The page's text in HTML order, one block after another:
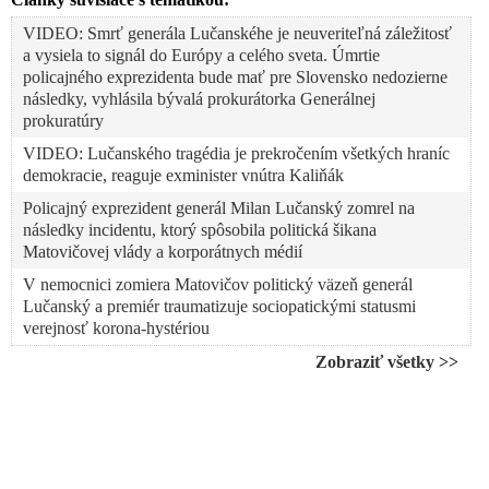
VIDEO: Smrť generála Lučanskéhe je neuveriteľná záležitosť
a vysiela to signál do Európy a celého sveta. Úmrtie
policajného exprezidenta bude mať pre Slovensko nedozierne
následky, vyhlásila bývalá prokurátorka Generálnej
prokuratúry
VIDEO: Lučanského tragédia je prekročením všetkých hraníc
demokracie, reaguje exminister vnútra Kaliňák
Policajný exprezident generál Milan Lučanský zomrel na
následky incidentu, ktorý spôsobila politická šikana
Matovičovej vlády a korporátnych médií
V nemocnici zomiera Matovičov politický väzeň generál
Lučanský a premiér traumatizuje sociopatickými statusmi
verejnosť korona-hystériou
Harabin: Samovražda Lučanského sa podobá „samovražde“
Zobraziť všetky >>